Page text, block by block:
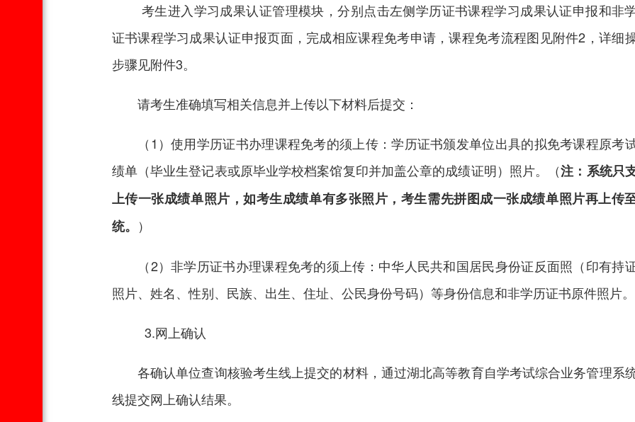
考生进入学习成果认证管理模块，分别点击左侧学历证书课程学习成果认证申报和非
证书课程学习成果认证申报页面，完成相应课程免考申请，课程免考流程图见附件2，详细
步骤见附件3。
请考生准确填写相关信息并上传以下材料后提交：
（1）使用学历证书办理课程免考的须上传：学历证书颁发单位出具的拟免考课程原考
绩单（毕业生登记表或原毕业学校档案馆复印并加盖公章的成绩证明）照片。（注：系统只
上传一张成绩单照片，如考生成绩单有多张照片，考生需先拼图成一张成绩单照片再上传
统。 ）
（2）非学历证书办理课程免考的须上传：中华人民共和国居民身份证反面照（印有持
照片、姓名、性别、民族、出生、住址、公民身份号码）等身份信息和非学历证书原件照片。
3.网上确认
各确认单位查询核验考生线上提交的材料，通过湖北高等教育自学考试综合业务管理系
线提交网上确认结果。